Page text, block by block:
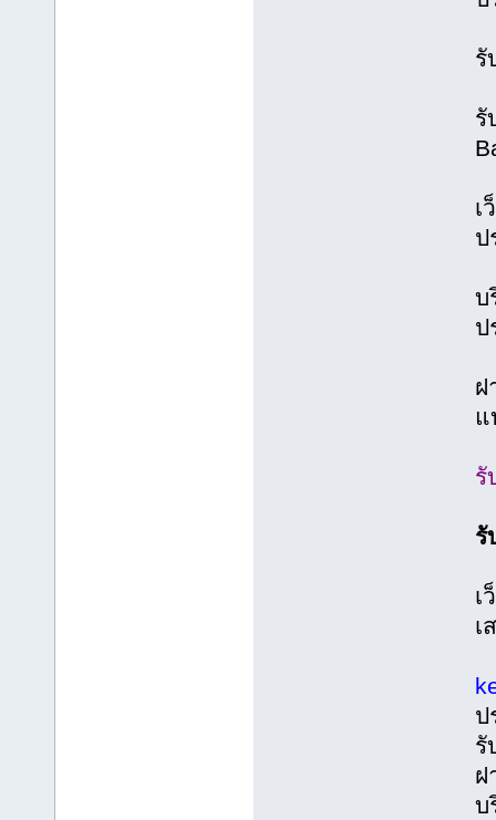
รั
รั
เ
ป
บ
ป
ฝ
แ
รั
รั
เ
เ
ป
รั
ฝ
บ